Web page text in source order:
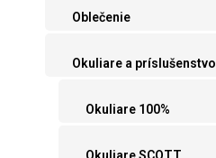
Oblečenie
Okuliare a príslušenstvo
Okuliare 100%
Okuliare SCOTT